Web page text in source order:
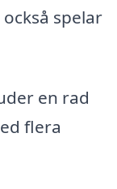
spelar
en rad
flera